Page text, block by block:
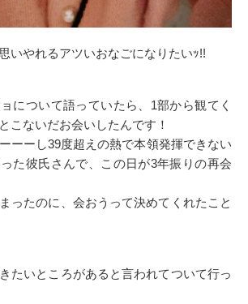
いやれるアツいおなごになりたいｯ!!
について語っていたら、1部から観てく
こないだお会いしたんです！
ーーし39度超えの熱で本領発揮できない
た彼氏さんで、この日が3年振りの再会
ったのに、会おうって決めてくれたこと
たいところがあると言われてついて行っ